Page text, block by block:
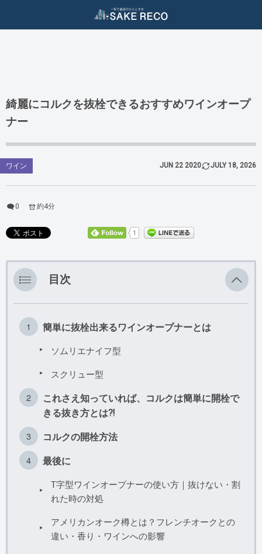
綺麗にコルクを抜栓できるおすすめワインオープ
ナー
ワイン JUN 22 2020 JULY 18, 2026
0 約4分
1
目次
簡単に抜栓出来るワインオープナーとは
ソムリエナイフ型
スクリュー型
これさえ知っていれば、コルクは簡単に開栓で
きる抜き方とは⁈
コルクの開栓方法
最後に
T字型ワインオープナーの使い方｜抜けない・割
れた時の対処
アメリカンオーク樽とは？フレンチオークとの
違い・香り・ワインへの影響
日本酒
ウィスキー
クラフトジン
その他